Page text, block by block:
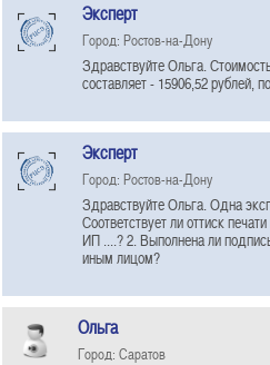
Эксперт
Город: Ростов-на-Дону
Здравствуйте Ольга.
составляет - 15906,52 рублей,
Эксперт
Город: Ростов-на-Дону
Здравствуйте Ольга. Одна
Соответствует ли оттиск
ИП ....? 2. Выполнена ли
иным лицом?
Ольга
Город: Саратов